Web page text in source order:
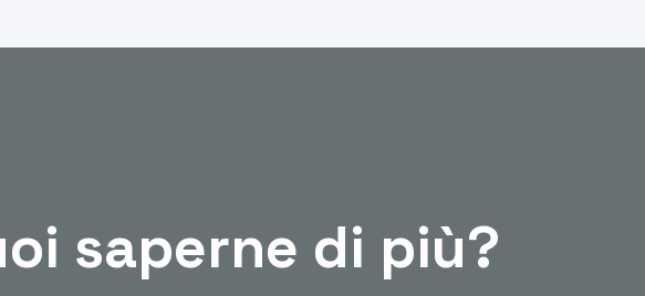
saperne di più?